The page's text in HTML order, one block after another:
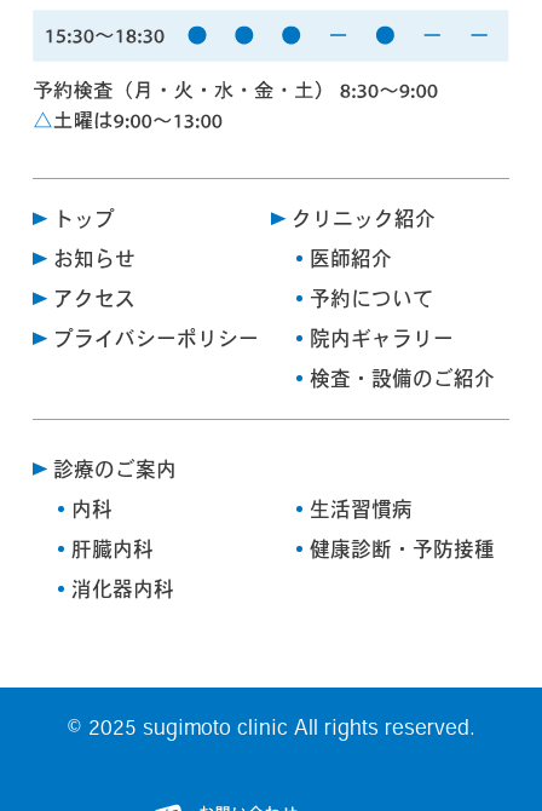
トップ
お知らせ
アクセス
プライバシーポリシー
クリニック紹介
医師紹介
予約について
院内ギャラリー
検査・設備のご紹介
診療のご案内
内科
肝臓内科
消化器内科
生活習慣病
健康診断・予防接種
© 2025 sugimoto clinic All rights reserved.